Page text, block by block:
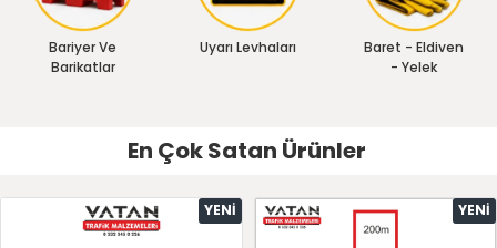
Bariyer Ve
Barikatlar
Uyarı Levhaları
Baret - Eldiven
- Yelek
En Çok Satan Ürünler
YENI YENI